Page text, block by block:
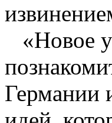
«Новое
Германии